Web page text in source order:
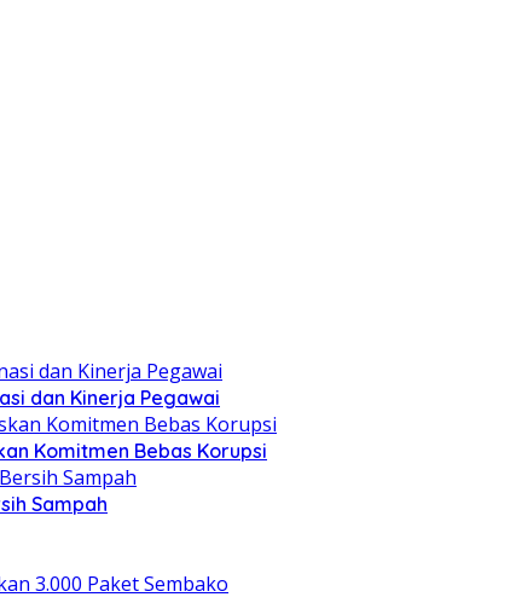
dan Kinerja Pegawai
Komitmen Bebas Korupsi
Sampah